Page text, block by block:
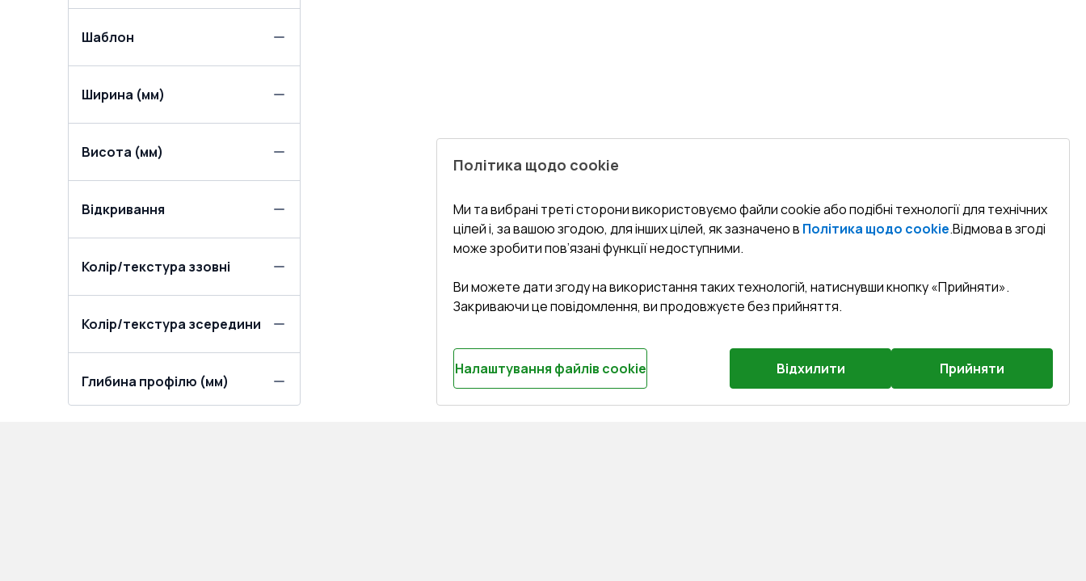
Шаблон
Ширина (мм)
Висота (мм)
Відкривання
Колір/текстура ззовні
Колір/текстура зсередини
Глибина профілю (мм)
Політика щодо cookie
Ми та вибрані треті сторони використовуємо файли cookie або подібні технології для технічних
цілей і, за вашою згодою, для інших цілей, як зазначено в Політика щодо cookie.Відмова в згоді
може зробити пов’язані функції недоступними.
Ви можете дати згоду на використання таких технологій, натиснувши кнопку «Прийняти».
Закриваючи це повідомлення, ви продовжуєте без прийняття.
Відхилити Прийняти
Налаштування файлів cookie